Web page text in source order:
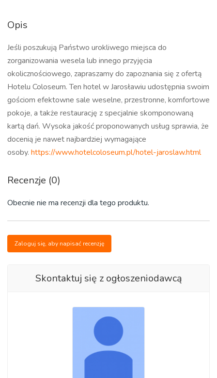
Opis
Jeśli poszukują Państwo urokliwego miejsca do
zorganizowania wesela lub innego przyjęcia
okolicznościowego, zapraszamy do zapoznania się z ofertą
Hotelu Coloseum. Ten hotel w Jarosławiu udostępnia swoim
gościom efektowne sale weselne, przestronne, komfortowe
pokoje, a także restaurację z specjalnie skomponowaną
kartą dań. Wysoka jakość proponowanych usług sprawia, że
docenią je nawet najbardziej wymagające
osoby. https://www.hotelcoloseum.pl/hotel-jaroslaw.html
Recenzje (0)
Obecnie nie ma recenzji dla tego produktu.
Zaloguj się, aby napisać recenzję
Skontaktuj się z ogłoszeniodawcą